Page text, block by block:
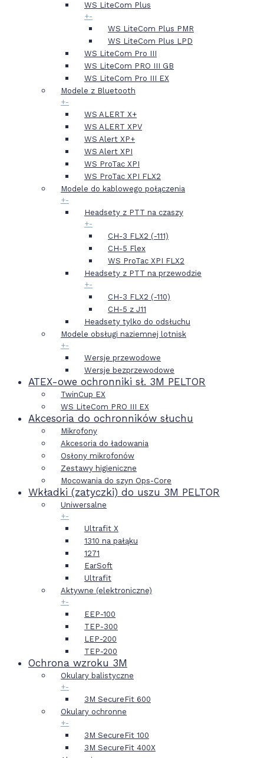
WS LiteCom Plus
+-
WS LiteCom Plus PMR
WS LiteCom Plus LPD
WS LiteCom Pro III
WS LiteCom PRO III GB
WS LiteCom Pro III EX
Modele z Bluetooth
+-
WS ALERT X+
WS ALERT XPV
WS Alert XP+
WS Alert XPI
WS ProTac XPI
WS ProTac XPI FLX2
Modele do kablowego połączenia
+-
Headsety z PTT na czaszy
+-
CH-3 FLX2 (-111)
CH-5 Flex
WS ProTac XPI FLX2
Headsety z PTT na przewodzie
+-
CH-3 FLX2 (-110)
CH-5 z J11
Headsety tylko do odsłuchu
Modele obsługi naziemnej lotnisk
+-
Wersje przewodowe
Wersje bezprzewodowe
ATEX-owe ochronniki sł. 3M PELTOR
TwinCup EX
WS LiteCom PRO III EX
Akcesoria do ochronników słuchu
Mikrofony
Akcesoria do ładowania
Osłony mikrofonów
Zestawy higieniczne
Mocowania do szyn Ops-Core
Wkładki (zatyczki) do uszu 3M PELTOR
Uniwersalne
+-
Ultrafit X
1310 na pałąku
1271
EarSoft
Ultrafit
Aktywne (elektroniczne)
+-
EEP-100
TEP-300
LEP-200
TEP-200
Ochrona wzroku 3M
Okulary balistyczne
+-
3M SecureFit 600
Okulary ochronne
+-
3M SecureFit 100
3M SecureFit 400X